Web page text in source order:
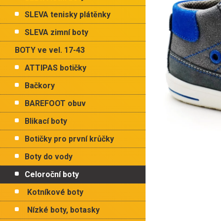
n
l
SLEVA tenisky plátěnky
SLEVA zimní boty
BOTY ve vel. 17-43
ATTIPAS botičky
Bačkory
BAREFOOT obuv
Blikací boty
Botičky pro první krůčky
Boty do vody
Celoroční boty
Kotníkové boty
Nízké boty, botasky